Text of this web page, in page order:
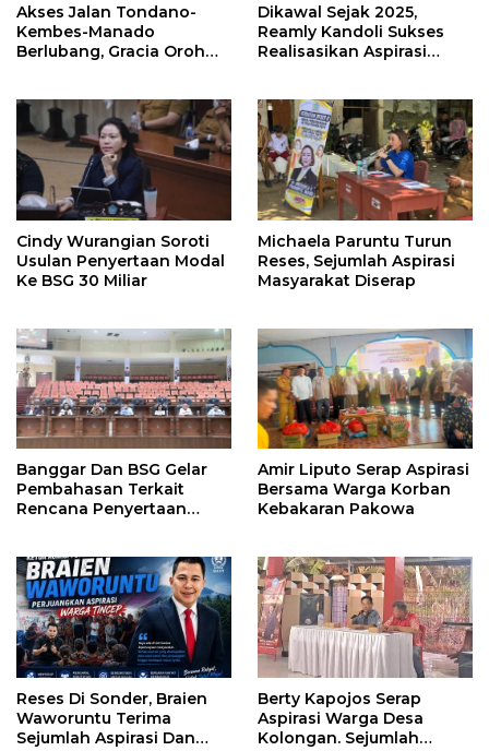
Akses Jalan Tondano-
Kembes-Manado
Berlubang, Gracia Oroh
Dikawal Sejak 2025,
Reamly Kandoli Sukses
Realisasikan Aspirasi
Tahun Depan
Cindy Wurangian Soroti
Usulan Penyertaan Modal
Ke BSG 30 Miliar
Michaela Paruntu Turun
Reses, Sejumlah Aspirasi
Masyarakat Diserap
Banggar Dan BSG Gelar
Pembahasan Terkait
Rencana Penyertaan
Amir Liputo Serap Aspirasi
Bersama Warga Korban
Kebakaran Pakowa
Reses Di Sonder, Braien
Waworuntu Terima
Sejumlah Aspirasi Dan
Berty Kapojos Serap
Aspirasi Warga Desa
Kolongan. Sejumlah